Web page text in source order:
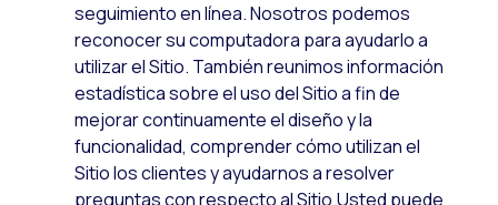
seguimiento en línea. Nosotros podemos
reconocer su computadora para ayudarlo a
utilizar el Sitio. También reunimos información
estadística sobre el uso del Sitio a fin de
mejorar continuamente el diseño y la
funcionalidad, comprender cómo utilizan el
Sitio los clientes y ayudarnos a resolver
preguntas con respecto al Sitio.Usted puede